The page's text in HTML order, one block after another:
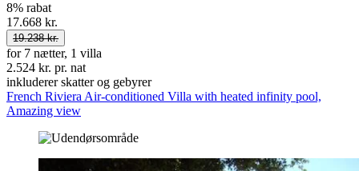
8% rabat
17.668 kr.
19.238 kr.
for 7 nætter, 1 villa
2.524 kr. pr. nat
inkluderer skatter og gebyrer
French Riviera Air-conditioned Villa with heated infinity pool,
Amazing view